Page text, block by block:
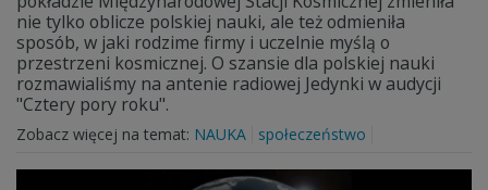
nie tylko oblicze polskiej nauki, ale też odmieniła
sposób, w jaki rodzime firmy i uczelnie myślą o
przestrzeni kosmicznej. O szansie dla polskiej nauki
rozmawialiśmy na antenie radiowej Jedynki w audycji
"Cztery pory roku".
Zobacz więcej na temat: NAUKA społeczeństwo